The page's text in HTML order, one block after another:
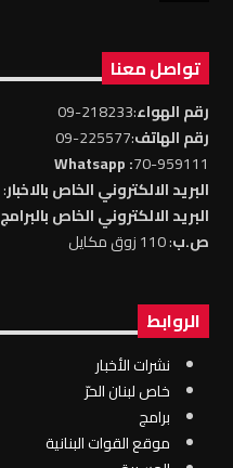
تواصل معنا
رقم الهواء:218233-09
رقم الهاتف:225577-09
70-959111
: Whatsapp
البريد الالكتروني الخاص بالاخبار: news@rll.com.lb
البريد الالكتروني الخاص بالبرامج
ص.ب: 110 زوق مكايل
الروابط
نشرات الأخبار
خاص لبنان الحرّ
برامج
موقع القوات البنانية